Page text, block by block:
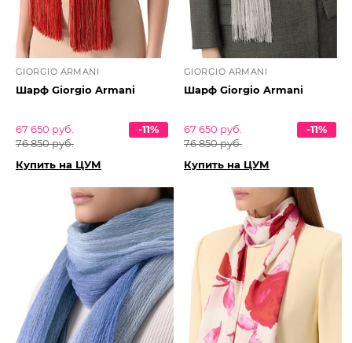
GIORGIO ARMANI
Шарф Giorgio Armani
67 650 руб.
76 850 руб.
-11%
Купить на ЦУМ
GIORGIO ARMANI
Шарф Giorgio Armani
67 650 руб.
76 850 руб.
-11%
Купить на ЦУМ